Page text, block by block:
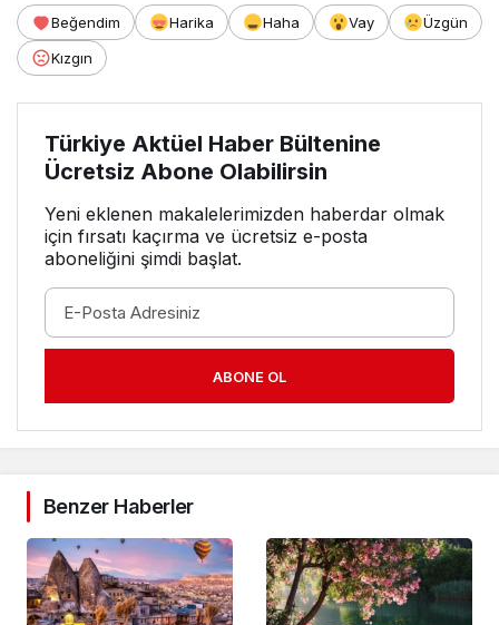
Beğendim Harika Haha Vay
Üzgün
Kızgın
Türkiye Aktüel Haber Bültenine
Ücretsiz Abone Olabilirsin
Yeni eklenen makalelerimizden haberdar olmak
için fırsatı kaçırma ve ücretsiz e-posta
aboneliğini şimdi başlat.
ABONE OL
Benzer Haberler